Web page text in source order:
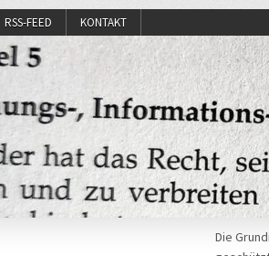
RSS-FEED KONTAKT
Die